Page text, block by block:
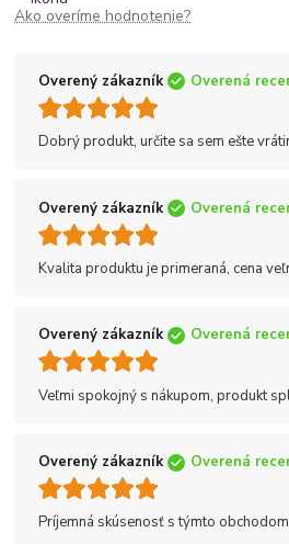
Ako overíme hodnotenie?
Overený zákazník Overená
Dobrý produkt, určite sa sem ešte
Overený zákazník Overená
Kvalita produktu je primeraná, cena
Overený zákazník Overená
Veľmi spokojný s nákupom, produkt
Overený zákazník Overená
Príjemná skúsenosť s týmto